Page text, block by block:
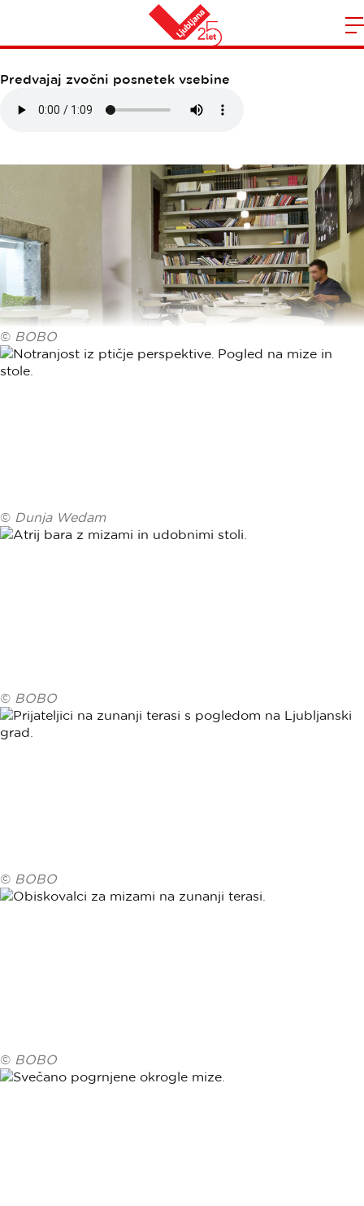
Domov
Predvajaj zvočni posnetek vsebine
© BOBO
© Dunja Wedam
© BOBO
© BOBO
© BOBO